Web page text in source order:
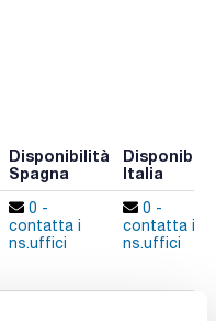
Disponibilità
Spagna
Italia
0 -
contatta i
ns.uffici
0 -
contatta i
ns.uffici